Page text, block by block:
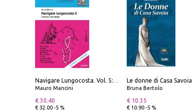
Mauro Mancini
€ 30.40
€ 32.00 -5 %
Le donne di Casa Savoia
Bruna Bertolo
€ 10.35
€ 10.90 -5 %